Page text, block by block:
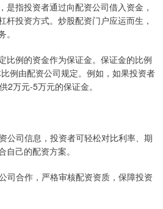
是指投资者通过向配资公司借入资金，
杆投资方式。炒股配资门户应运而生，
比例的资金作为保证金。保证金的比例
例由配资公司规定。例如，如果投资者
2万元-5万元的保证金。
公司信息，投资者可轻松对比利率、期
己的配资方案。
司合作，严格审核配资资质，保障投资